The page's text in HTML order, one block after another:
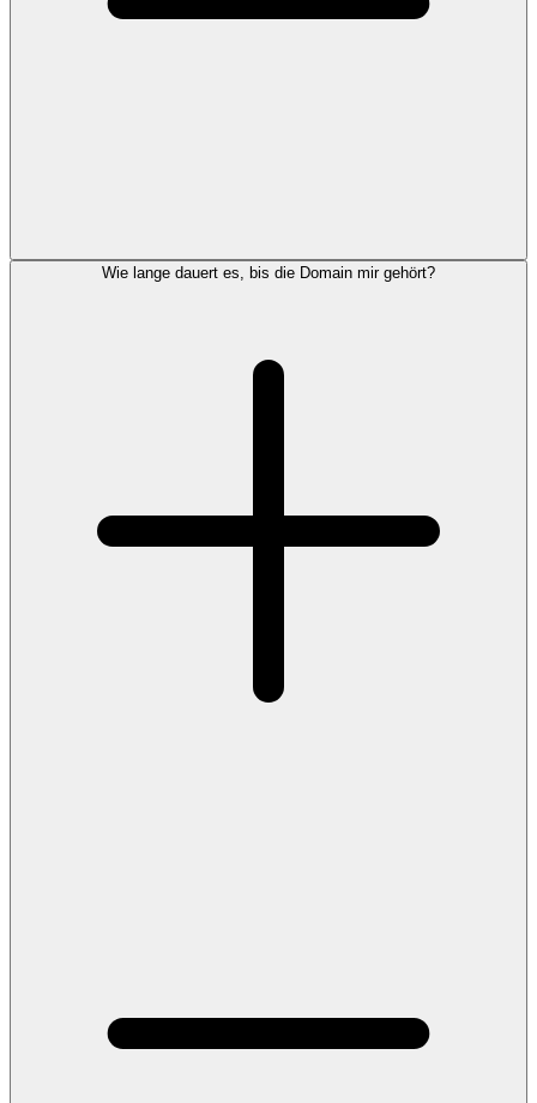
Wie lange dauert es, bis die Domain mir gehört?